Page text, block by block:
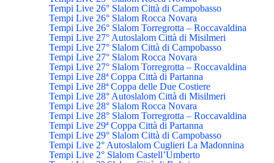
Tempi Live 26° Slalom Città di Campobasso
Tempi Live 26° Slalom Rocca Novara
Tempi Live 26° Slalom Torregrotta – Roccavaldina
Tempi Live 27° Autoslalom Città di Misilmeri
Tempi Live 27° Slalom Città di Campobasso
Tempi Live 27° Slalom Rocca Novara
Tempi Live 27° Slalom Torregrotta – Roccavaldina
Tempi Live 28ª Coppa Città di Partanna
Tempi Live 28ª Coppa delle Due Costiere
Tempi Live 28° Autoslalom Città di Misilmeri
Tempi Live 28° Slalom Rocca Novara
Tempi Live 28° Slalom Torregrotta – Roccavaldina
Tempi Live 29ª Coppa Città di Partanna
Tempi Live 29° Slalom Città di Campobasso
Tempi Live 2° Autoslalom Cuglieri La Madonnina
Tempi Live 2° Slalom Castell’Umberto